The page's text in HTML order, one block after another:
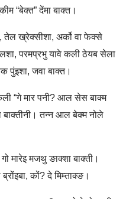
“बेक्‍त” देंमा बाक्‍त।
तेल ख्रेक्‍सीशा, अर्को वा फेक्‍से
परमप्रभु यावे कली ठेयब से‍ला
पुंइशा, जवा बाक्‍त।
“गे मार पनी? आल सेस बाक्‍म
बाक्‍तीनी। तन्‍न आल बेक्‍म नोले
मारेइ मजथु ङाक्‍शा बाक्‍ती।
कों? दे मिम्‍ताक्‍ङ।